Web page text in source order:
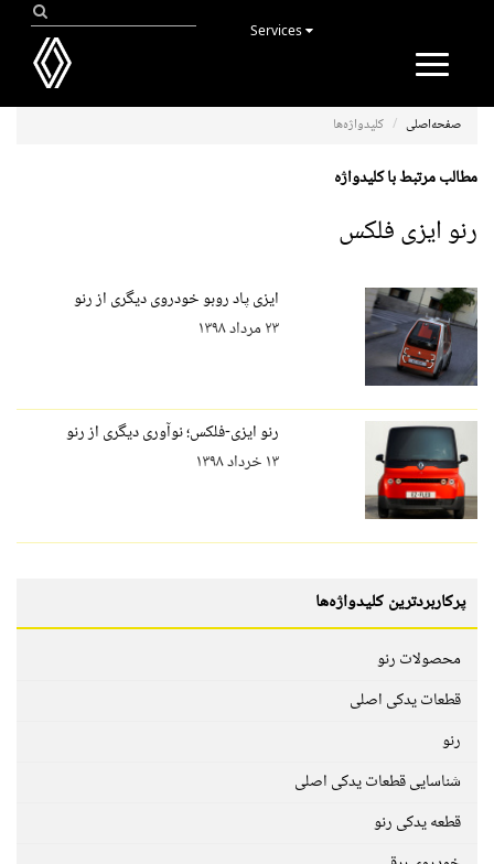
Toggle
صفحه‌اصلی کلیدواژه‌ها
مطالب مرتبط با کلیدواژه
رنو ایزی فلکس
ایزی پاد روبو خودروی دیگری از رنو
۲۳ مرداد ۱۳۹۸
رنو ایزی-فلکس؛ نوآوری دیگری از رنو
۱۳ خرداد ۱۳۹۸
پرکاربردترین کلیدواژه‌ها
محصولات رنو
قطعات یدکی اصلی
رنو
شناسایی قطعات یدکی اصلی
قطعه یدکی رنو